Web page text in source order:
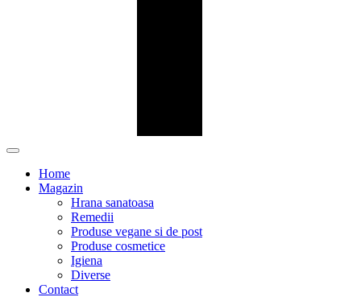
Home
Magazin
Hrana sanatoasa
Remedii
Produse vegane si de post
Produse cosmetice
Igiena
Diverse
Contact